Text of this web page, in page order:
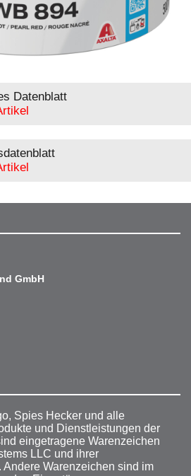
Datenblatt
GmbH
Spies Hecker und alle
und Dienstleistungen der
eingetragene Warenzeichen
LLC und ihrer
Andere Warenzeichen sind im